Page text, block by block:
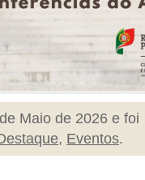
Maio de 2026 e foi
, Eventos.